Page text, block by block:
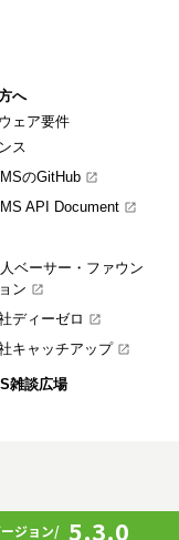
ジョン/ 5.3.0
へ
ェア要件
ス
のGitHub
API Document
ベーサー・ファウン
ン
ディーゼロ
キャッチアップ
雑談広場
reserved.